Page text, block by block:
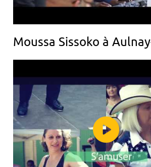
Moussa Sissoko à